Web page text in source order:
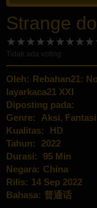
Strange
Tidak ada voting
Oleh: Rebahan21:
layarkaca21 XXI
Diposting pada:
Genre:
Aksi, Fantasi
Kualitas:
HD
Tahun:
2022
Durasi:
95 Min
Negara: China
Rilis: 14 Sep 2022
Bahasa: 普通话